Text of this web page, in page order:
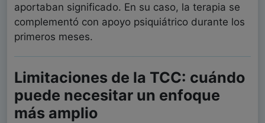
aportaban significado. En su caso, la terapia se
complementó con apoyo psiquiátrico durante los
primeros meses.
Limitaciones de la TCC: cuándo
puede necesitar un enfoque
más amplio